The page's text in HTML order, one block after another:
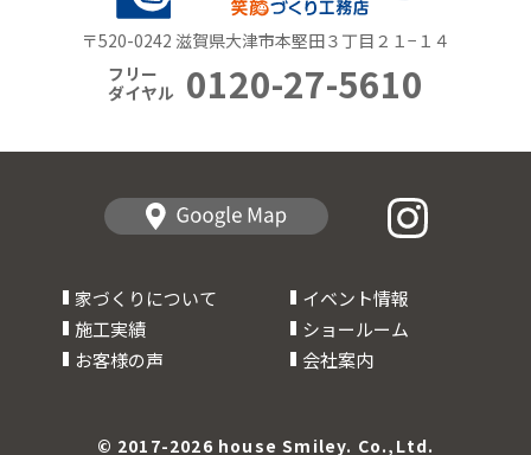
〒520-0242 滋賀県大津市本堅田３丁目２１−１４
フリー
ダイヤル 0120-27-5610
家づくりについて
イベント情報
施工実績
ショールーム
お客様の声
会社案内
© 2017-2026 house Smiley. Co.,Ltd.